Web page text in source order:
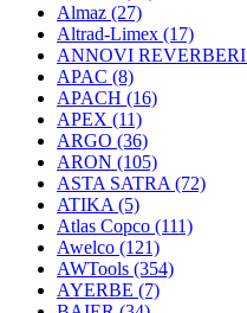
Almaz (27)
Altrad-Limex (17)
ANNOVI REVERBERI
APAC (8)
APACH (16)
APEX (11)
ARGO (36)
ARON (105)
ASTA SATRA (72)
ATIKA (5)
Atlas Copco (111)
Awelco (121)
AWTools (354)
AYERBE (7)